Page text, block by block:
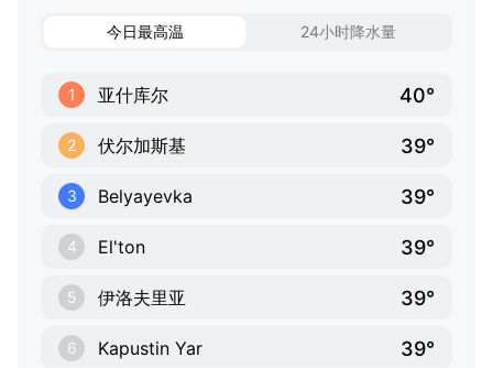
今日最高温 24小时降水量
1 亚什库尔 40°
2 伏尔加斯基 39°
3 Belyayevka 39°
4 El'ton 39°
5 伊洛夫里亚 39°
6 Kapustin Yar 39°